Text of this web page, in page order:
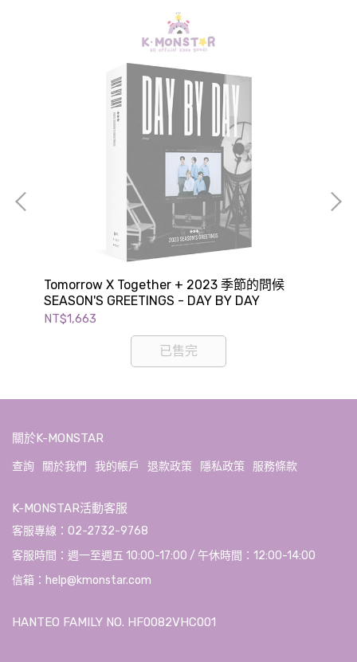
Tomorrow X Together + 2023 季節的問候
SEASON'S GREETINGS - DAY BY DAY
NT$1,663
已售完
關於K-MONSTAR
查詢 關於我們 我的帳戶 退款政策 隱私政策 服務條款
K-MONSTAR活動客服
客服專線：02-2732-9768
客服時間：週一至週五 10:00-17:00 / 午休時間：12:00-14:00
信箱：help@kmonstar.com
HANTEO FAMILY NO. HF0082VHC001